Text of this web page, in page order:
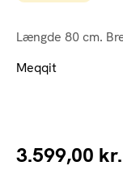
Længde 80 cm.
Meqqit
3.599,00 kr.